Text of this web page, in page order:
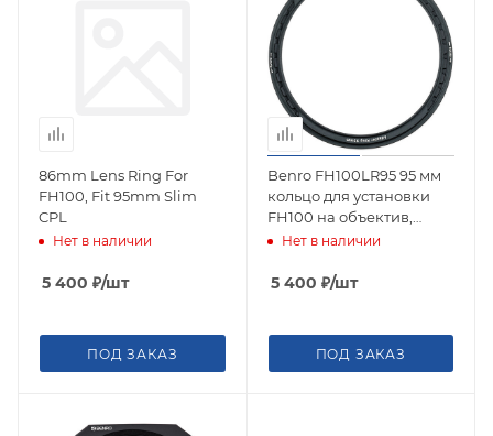
86mm Lens Ring For
FH100, Fit 95mm Slim
CPL
Нет в наличии
5 400 ₽/шт
ПОД ЗАКАЗ
Benro FH100LR95 95 мм
кольцо для установки
FH100 на объектив,
возможна установка CPL
Нет в наличии
5 400 ₽/шт
ПОД ЗАКАЗ